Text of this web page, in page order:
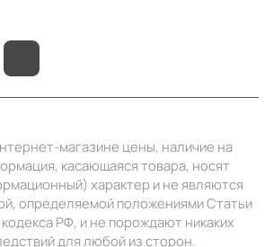
магазине цены, наличие на
касающаяся товара, носят
характер и не являются
определяемой положениями Статьи
РФ, и не порождают никаких
для любой из сторон.